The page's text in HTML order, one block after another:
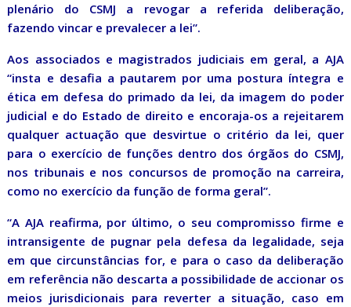
plenário do CSMJ a revogar a referida deliberação,
fazendo vincar e prevalecer a lei”.
Aos associados e magistrados judiciais em geral, a AJA
“insta e desafia a pautarem por uma postura íntegra e
ética em defesa do primado da lei, da imagem do poder
judicial e do Estado de direito e encoraja-os a rejeitarem
qualquer actuação que desvirtue o critério da lei, quer
para o exercício de funções dentro dos órgãos do CSMJ,
nos tribunais e nos concursos de promoção na carreira,
como no exercício da função de forma geral”.
“A AJA reafirma, por último, o seu compromisso firme e
intransigente de pugnar pela defesa da legalidade, seja
em que circunstâncias for, e para o caso da deliberação
em referência não descarta a possibilidade de accionar os
meios jurisdicionais para reverter a situação, caso em